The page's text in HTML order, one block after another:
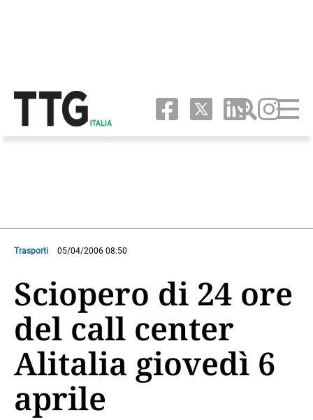
Trasporti 05/04/2006 08:50
Sciopero di 24 ore
del call center
Alitalia giovedì 6
aprile